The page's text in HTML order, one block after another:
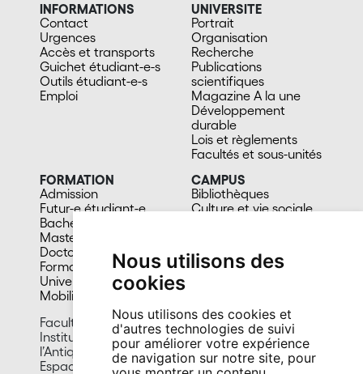
Nous utilisons des
cookies
Nous utilisons des cookies et
d'autres technologies de suivi
pour améliorer votre expérience
de navigation sur notre site, pour
INFORMATIONS
Contact
Urgences
Accès et transports
Guichet étudiant-e-s
Outils étudiant-e-s
Emploi
UNIVERSITE
Portrait
Organisation
Recherche
Publications
scientifiques
Magazine A la une
Développement
durable
Lois et règlements
Facultés et sous-unités
FORMATION
Admission
Futur-e étudiant-e
Bachelors
Masters
Doctorat
Formation continue
Université du 3e âge
Mobilité
CAMPUS
Bibliothèques
Culture et vie sociale
Cafétérias
En images
Faculté des lettres et sciences humaines
Institut d’archéologie et des sciences de
l’Antiquité
Espace Tilo-Frey 1